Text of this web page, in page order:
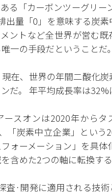
る「カーボンツーグリー
出量「0」を意味する炭
ントなど全世界が営む既
一の手段だということだ。
在、世界の年間二酸化炭
だ。 年平均成長率は32%
スオンは2020年からタ
「炭素中立企業」という
ォーメーション」を具体
含めた2つの軸に転換する
査·開発に適用される技